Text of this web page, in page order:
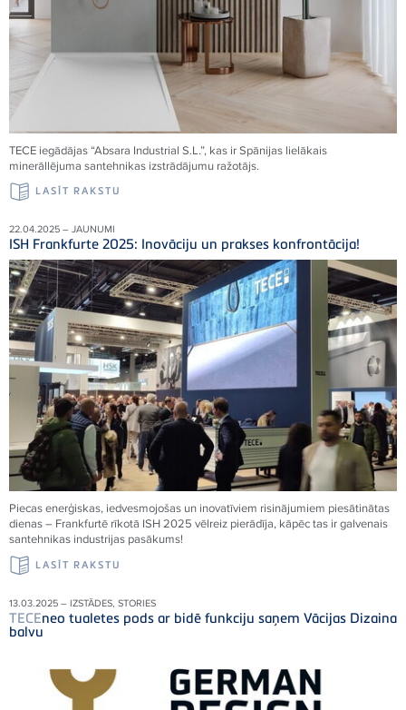
TECE iegādājas “Absara Industrial S.L.”, kas ir Spānijas lielākais
minerāllējuma santehnikas izstrādājumu ražotājs.
LASĪT RAKSTU
22.04.2025 – JAUNUMI
ISH Frankfurte 2025: Inovāciju un prakses konfrontācija!
Piecas enerģiskas, iedvesmojošas un inovatīviem risinājumiem piesātinātas
dienas – Frankfurtē rīkotā ISH 2025 vēlreiz pierādīja, kāpēc tas ir galvenais
santehnikas industrijas pasākums!
LASĪT RAKSTU
13.03.2025 – IZSTĀDES, STORIES
TECEneo tualetes pods ar bidē funkciju saņem Vācijas Dizaina
balvu